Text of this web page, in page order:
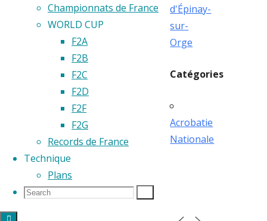
Championnats de France
WORLD CUP
F2A
F2B
F2C
F2D
F2F
F2G
Records de France
Technique
Plans
Search
Search
d'Épinay-
sur-
Orge
Catégories
Acrobatie
Nationale
Calendrier 2024